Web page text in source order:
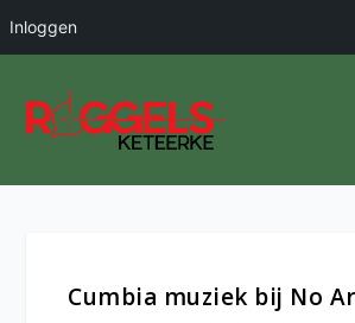
Inloggen
Cumbia muziek bij No